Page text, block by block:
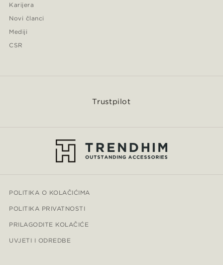
Karijera
Novi članci
Mediji
CSR
Trustpilot
POLITIKA O KOLAČIĆIMA
POLITIKA PRIVATNOSTI
PRILAGODITE KOLAČIĆE
UVJETI I ODREDBE